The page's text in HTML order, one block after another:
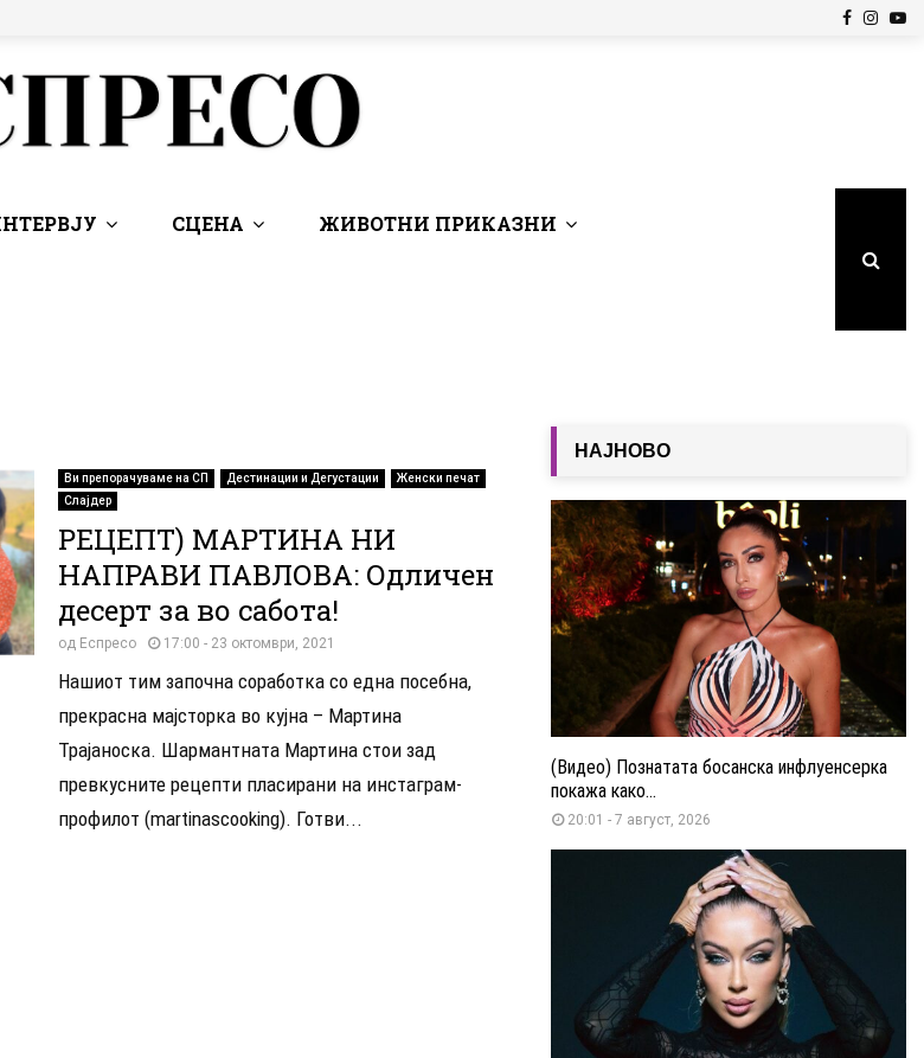
Facebook
СЦЕНА ЖИВОТНИ ПРИКАЗНИ
Ви препорачуваме на СП Дестинации и Дегустации
Женски печат
Слајдер
РЕЦЕПТ) МАРТИНА НИ
НАПРАВИ ПАВЛОВА: Одличен
десерт за во сабота!
од Еспресо 17:00 - 23 октомври, 2021
Нашиот тим започна соработка со една посебна,
прекрасна мајсторка во кујна – Мартина
Трајаноска. Шармантната Мартина стои зад
превкусните рецепти пласирани на инстаграм-
профилот (martinascooking). Готви...
НАЈНОВО
(Видео) Познатата босанска инфлуенсерка
покажа како...
20:01 - 7 август, 2026